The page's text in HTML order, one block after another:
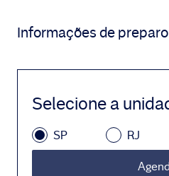
Informações de preparo
Selecione a
SP RJ